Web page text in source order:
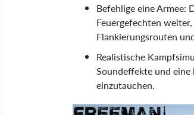
Befehlige eine Armee:
Feuergefechten
Flankierungsrouten
Realistische
Soundeffekte und
einzutauchen.